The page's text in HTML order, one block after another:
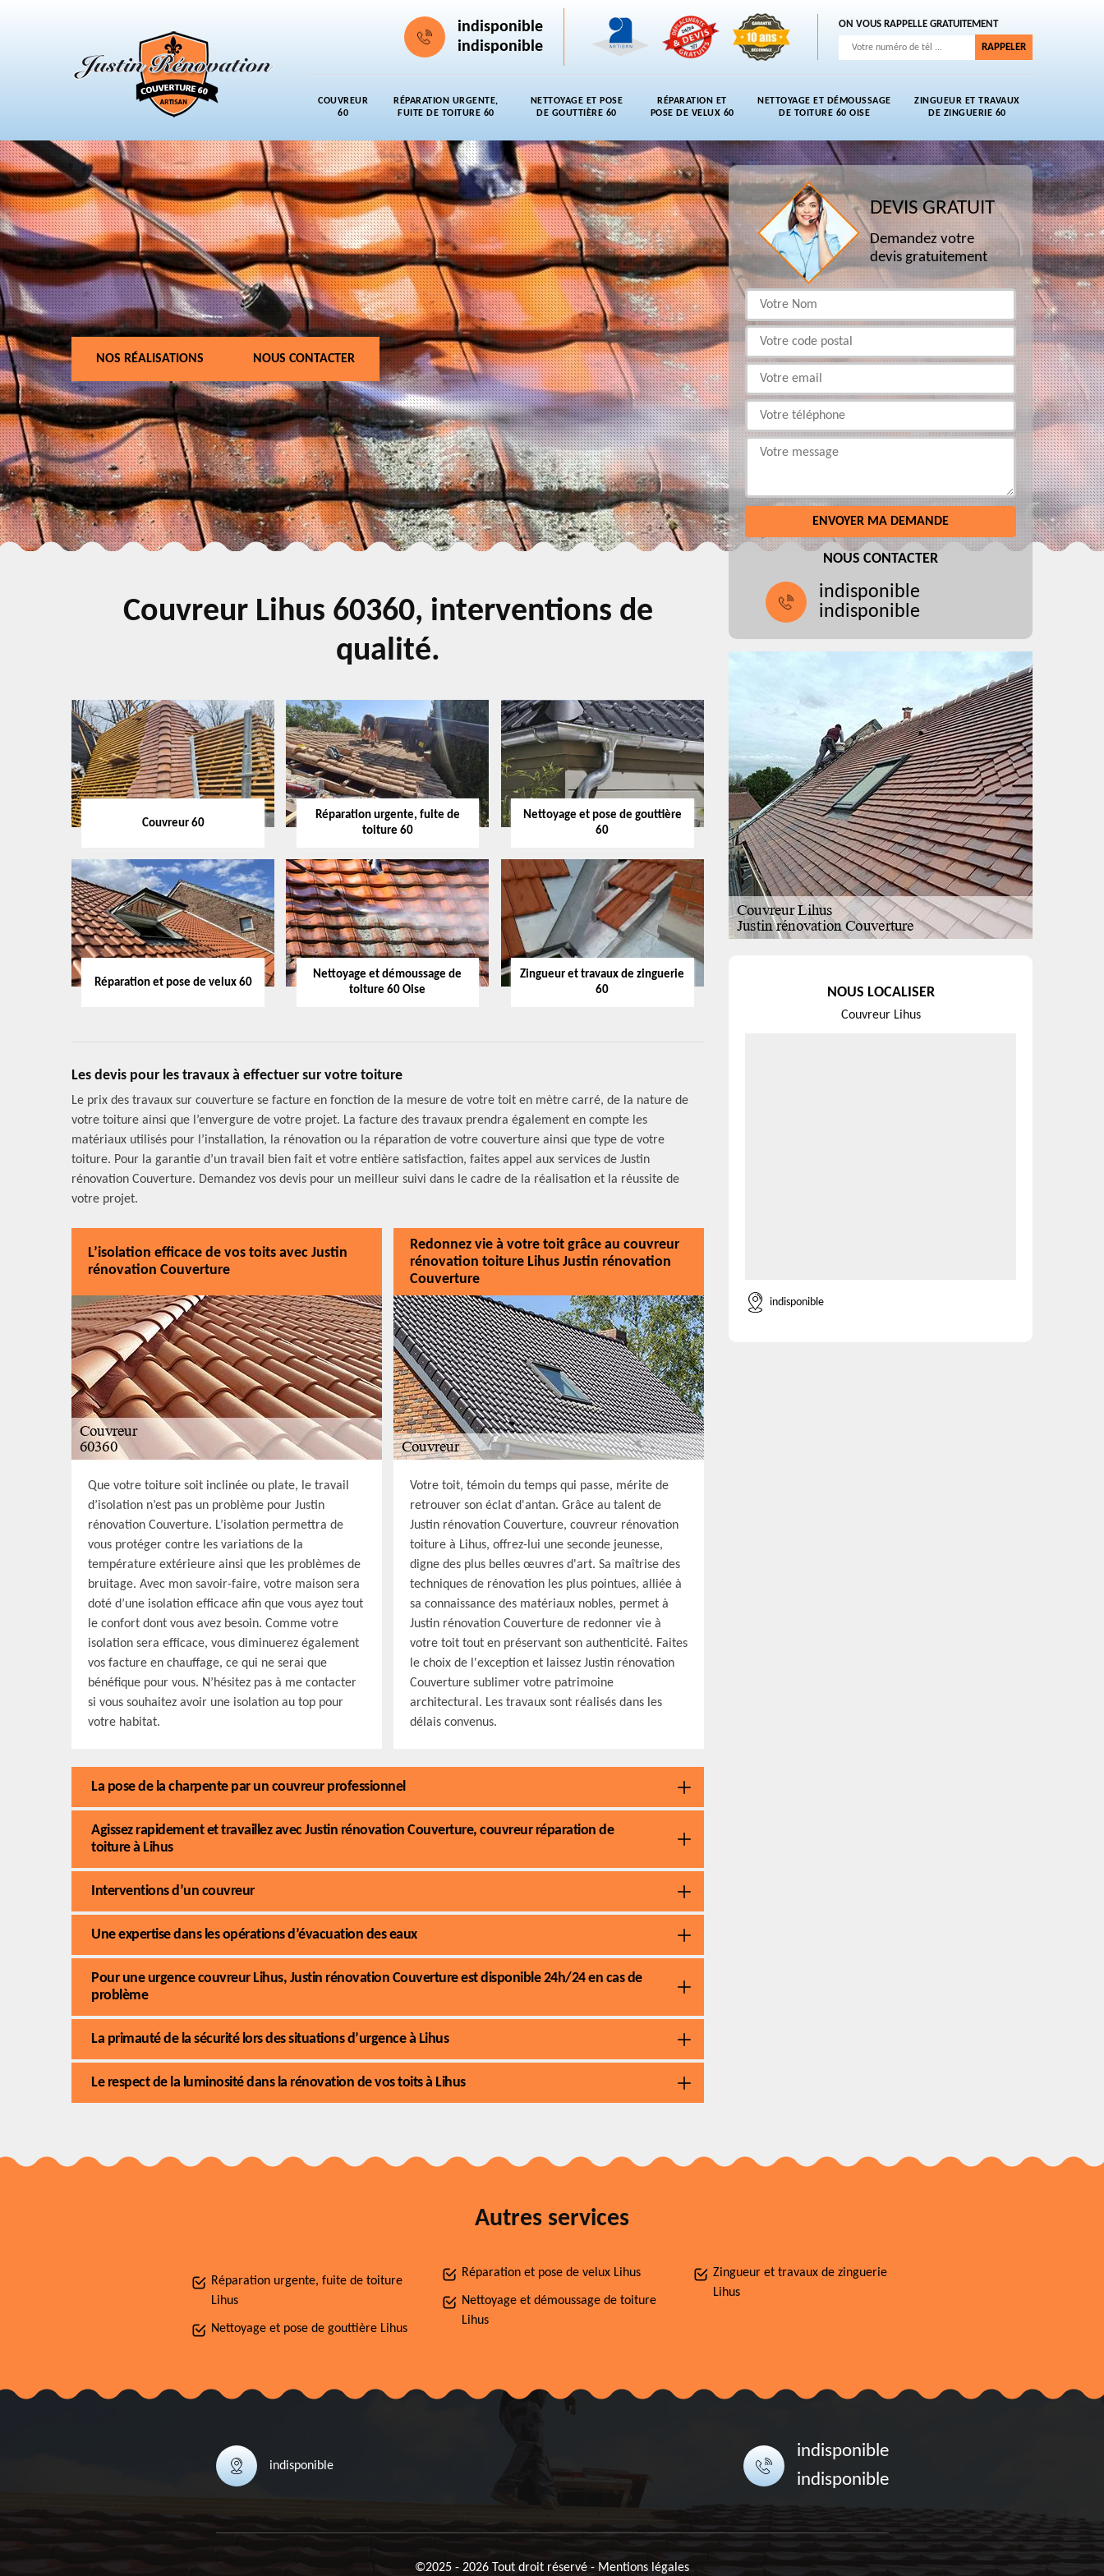
indisponible
indisponible
ON VOUS RAPPELLE GRATUITEMENT
COUVREUR
60
RÉPARATION URGENTE,
FUITE DE TOITURE 60
NETTOYAGE ET POSE
DE GOUTTIÈRE 60
RÉPARATION ET
POSE DE VELUX 60
NETTOYAGE ET DÉMOUSSAGE
DE TOITURE 60 OISE
ZINGUEUR ET TRAVAUX
DE ZINGUERIE 60
NOS RÉALISATIONS NOUS CONTACTER
Couvreur Lihus 60360, interventions de
qualité.
Couvreur 60
Réparation urgente, fuite de
toiture 60
Nettoyage et pose de gouttière
60
Réparation et pose de velux 60
Nettoyage et démoussage de
toiture 60 Oise
Zingueur et travaux de zinguerie
60
Les devis pour les travaux à effectuer sur votre toiture
Le prix des travaux sur couverture se facture en fonction de la mesure de votre toit en mètre carré, de la nature de
votre toiture ainsi que l’envergure de votre projet. La facture des travaux prendra également en compte les
matériaux utilisés pour l’installation, la rénovation ou la réparation de votre couverture ainsi que type de votre
toiture. Pour la garantie d’un travail bien fait et votre entière satisfaction, faites appel aux services de Justin
rénovation Couverture. Demandez vos devis pour un meilleur suivi dans le cadre de la réalisation et la réussite de
votre projet.
L’isolation efficace de vos toits avec Justin
rénovation Couverture
Que votre toiture soit inclinée ou plate, le travail
d’isolation n’est pas un problème pour Justin
rénovation Couverture. L’isolation permettra de
vous protéger contre les variations de la
température extérieure ainsi que les problèmes de
bruitage. Avec mon savoir-faire, votre maison sera
doté d’une isolation efficace afin que vous ayez tout
le confort dont vous avez besoin. Comme votre
isolation sera efficace, vous diminuerez également
vos facture en chauffage, ce qui ne serai que
bénéfique pour vous. N’hésitez pas à me contacter
si vous souhaitez avoir une isolation au top pour
votre habitat.
Redonnez vie à votre toit grâce au couvreur
rénovation toiture Lihus Justin rénovation
Couverture
Votre toit, témoin du temps qui passe, mérite de
retrouver son éclat d'antan. Grâce au talent de
Justin rénovation Couverture, couvreur rénovation
toiture à Lihus, offrez-lui une seconde jeunesse,
digne des plus belles œuvres d'art. Sa maîtrise des
techniques de rénovation les plus pointues, alliée à
sa connaissance des matériaux nobles, permet à
Justin rénovation Couverture de redonner vie à
votre toit tout en préservant son authenticité. Faites
le choix de l'exception et laissez Justin rénovation
Couverture sublimer votre patrimoine
architectural. Les travaux sont réalisés dans les
délais convenus.
La pose de la charpente par un couvreur professionnel
Agissez rapidement et travaillez avec Justin rénovation Couverture, couvreur réparation de
toiture à Lihus
Interventions d’un couvreur
Une expertise dans les opérations d’évacuation des eaux
Pour une urgence couvreur Lihus, Justin rénovation Couverture est disponible 24h/24 en cas de
problème
La primauté de la sécurité lors des situations d’urgence à Lihus
Le respect de la luminosité dans la rénovation de vos toits à Lihus
DEVIS GRATUIT
Demandez votre
devis gratuitement
NOUS CONTACTER
indisponible
indisponible
NOUS LOCALISER
Couvreur Lihus
indisponible
Autres services
Réparation urgente, fuite de toiture
Lihus
Nettoyage et pose de gouttière Lihus
Réparation et pose de velux Lihus
Nettoyage et démoussage de toiture
Lihus
Zingueur et travaux de zinguerie
Lihus
indisponible
indisponible
indisponible
©2025 - 2026 Tout droit réservé - Mentions légales